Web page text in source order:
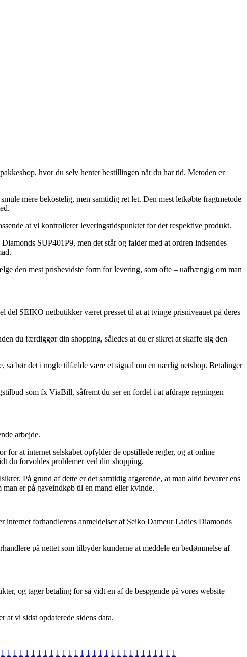
hvor du selv henter bestillingen når du har tid. Metoden er
mere bekostelig, men samtidig ret let. Den mest letkøbte fragtmetode
at vi kontrollerer leveringstidspunktet for det respektive produkt.
SUP401P9, men det står og falder med at ordren indsendes
den mest prisbevidste form for levering, som ofte – uafhængig om man
del SEIKO netbutikker været presset til at at tvinge prisniveauet på deres
du færdiggør din shopping, således at du er sikret at skaffe sig den
så bør det i nogle tilfælde være et signal om en uærlig netshop. Betalinger
som fx ViaBill, såfremt du ser en fordel i at afdrage regningen
arbejde.
at internet selskabet opfylder de opstillede regler, og at online
du forvoldes problemer ved din shopping.
På grund af dette er det samtidig afgørende, at man altid bevarer ens
er på gaveindkøb til en mand eller kvinde.
forhandlerens anmeldelser af Seiko Dameur Ladies Diamonds
på nettet som tilbyder kunderne at meddele en bedømmelse af
og tager betaling for så vidt en af de besøgende på vores website
at vi sidst opdaterede sidens data.
1 1 1 1 1 1 1 1 1 1 1 1 1 1 1 1 1 1 1 1 1 1 1 1 1 1 1 1 1